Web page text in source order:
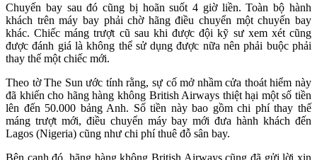
Chuyến bay sau đó cũng bị hoãn suốt 4 giờ liền. Toàn bộ hành
khách trên máy bay phải chờ hãng điều chuyển một chuyến bay
khác. Chiếc máng trượt cũ sau khi được đội kỹ sư xem xét cũng
được đánh giá là không thể sử dụng được nữa nên phải buộc phải
thay thế một chiếc mới.
Theo tờ The Sun ước tính rằng, sự cố mở nhầm cửa thoát hiểm này
đã khiến cho hãng hàng không British Airways thiệt hại một số tiền
lên đến 50.000 bảng Anh. Số tiền này bao gồm chi phí thay thế
máng trượt mới, điều chuyển máy bay mới đưa hành khách đến
Lagos (Nigeria) cũng như chi phí thuê đỗ sân bay.
Bên cạnh đó, hãng hàng không British Airways cũng đã gửi lời xin